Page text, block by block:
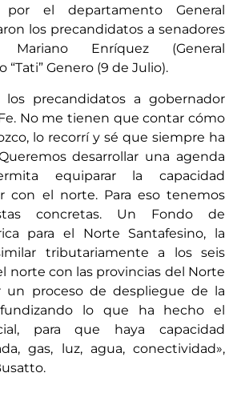
el departamento General
los precandidatos a senadores
Mariano Enríquez (General
“Tati” Genero (9 de Julio).
precandidatos a gobernador
No me tienen que contar cómo
lo recorrí y sé que siempre ha
desarrollar una agenda
equiparar la capacidad
con el norte. Para eso tenemos
concretas. Un Fondo de
para el Norte Santafesino, la
tributariamente a los seis
norte con las provincias del Norte
un proceso de despliegue de la
lo que ha hecho el
para que haya capacidad
gas, luz, agua, conectividad»,